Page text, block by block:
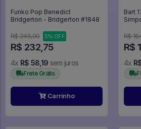
Funko Pop Benedict
Bridgerton - Bridgerton #1848
R$ 245,00 5% OFF
R$ 232,75
4x R$ 58,19 sem juros
Frete Grátis
Carrinho
Bart
R$
R$
4x